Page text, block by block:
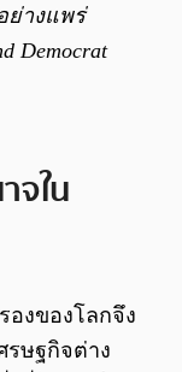
ย่างแพร่
Democrat
จใน
องของโลกจึง
รษฐกิจต่าง